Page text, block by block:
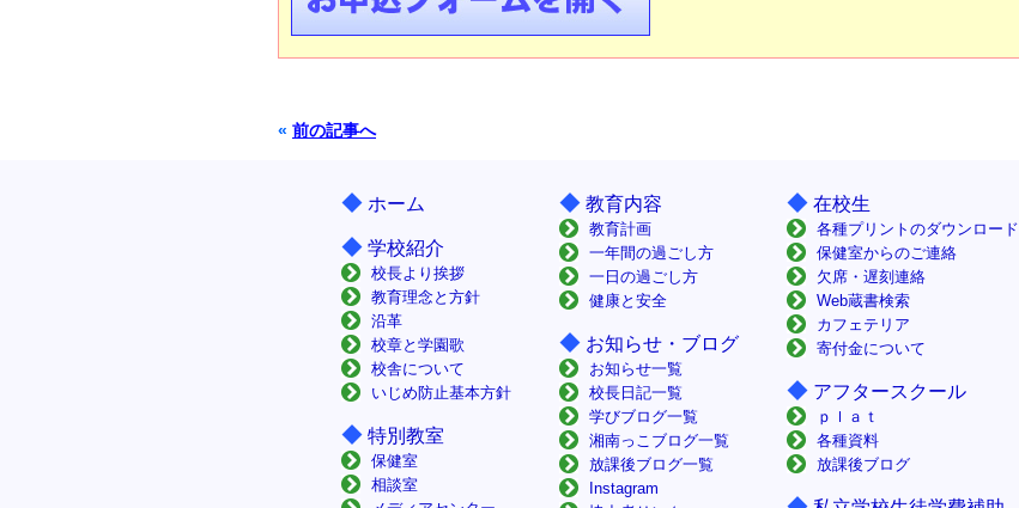
« 前の記事へ
◆ ホーム
◆ 学校紹介
校長より挨拶
教育理念と方針
沿革
校章と学園歌
校舎について
いじめ防止基本方針
◆ 特別教室
保健室
相談室
◆ 教育内容
教育計画
一年間の過ごし方
一日の過ごし方
健康と安全
◆ お知らせ・ブログ
お知らせ一覧
校長日記一覧
学びブログ一覧
湘南っこブログ一覧
放課後ブログ一覧
Instagram
◆ 在校生
各種プリントのダウンロード
保健室からのご連絡
欠席・遅刻連絡
Web蔵書検索
カフェテリア
寄付金について
◆ アフタースクール
ｐｌａｔ
各種資料
放課後ブログ